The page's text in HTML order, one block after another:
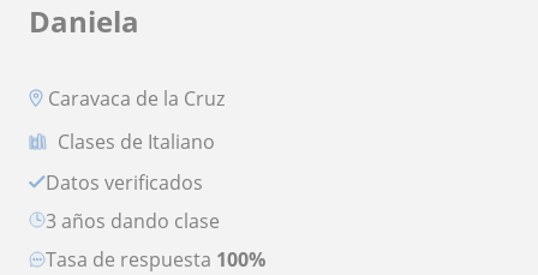
Daniela
Caravaca de la Cruz
Clases de Italiano
Datos verificados
3 años dando clase
Tasa de respuesta 100%